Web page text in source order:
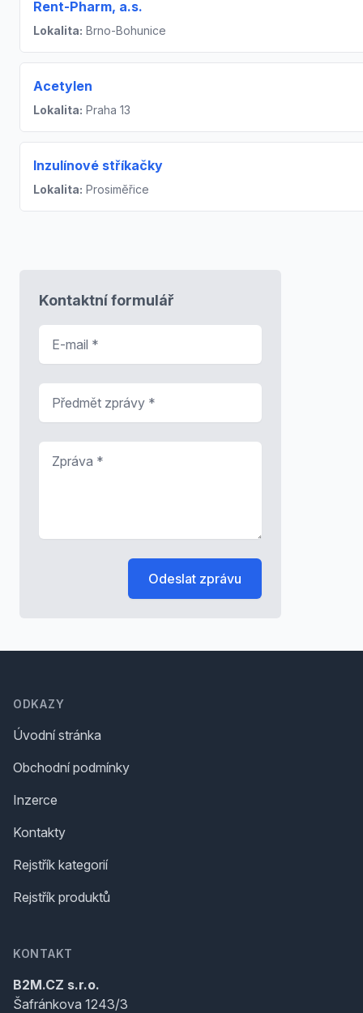
Rent-Pharm, a.s.
Lokalita: Brno-Bohunice
Acetylen
Lokalita: Praha 13
Inzulínové stříkačky
Lokalita: Prosiměřice
Kontaktní formulář
Odeslat zprávu
ODKAZY
Úvodní stránka
Obchodní podmínky
Inzerce
Kontakty
Rejstřík kategorií
Rejstřík produktů
KONTAKT
B2M.CZ s.r.o.
Šafránkova 1243/3